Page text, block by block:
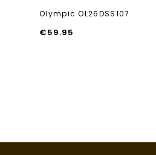
Olympic OL26DSS107
€59.95